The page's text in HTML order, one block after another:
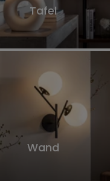
Tafel
Wand